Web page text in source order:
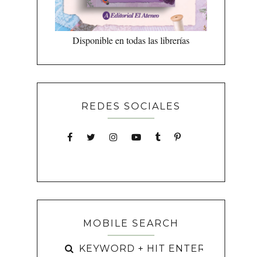
Disponible en todas las librerías
REDES SOCIALES
MOBILE SEARCH